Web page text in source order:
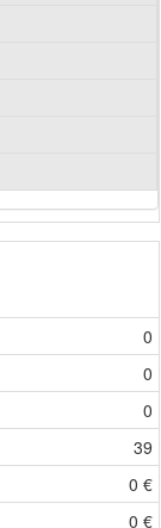
0
0
0
39
0 €
0 €